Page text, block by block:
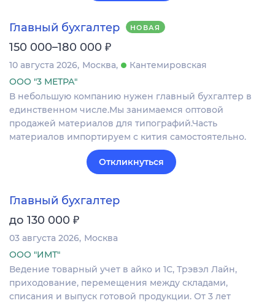
Главный бухгалтер НОВАЯ
150 000–180 000 ₽
10 августа 2026 Москва
Кантемировская
ООО "3 МЕТРА"
В небольшую компанию нужен главный бухгалтер в
единственном числе.Мы занимаемся оптовой
продажей материалов для типографий.Часть
материалов импортируем с кития самостоятельно.
Откликнуться
Главный бухгалтер
до 130 000 ₽
03 августа 2026 Москва
ООО "ИМТ"
Ведение товарный учет в айко и 1С, Трэвэл Лайн,
приходование, перемещения между складами,
списания и выпуск готовой продукции. От 3 лет